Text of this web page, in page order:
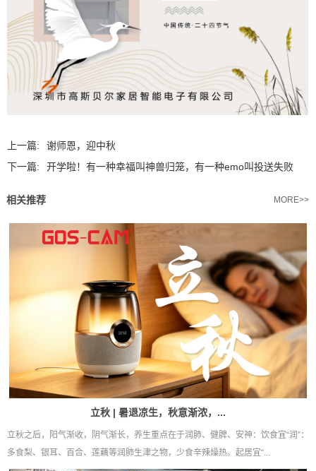
上一篇:
谢师恩，迎中秋
下一篇:
开学啦！有一种幸福叫神兽归笼，有一种emo叫投送失败
相关推荐 MORE>>
立秋 | 暑退凉生，秋意渐浓，...
立秋之后，阳气渐收，阴气渐长，养生重点在于润肺、健脾、安神：饮食宜“润”：
多食梨、银耳、百合、莲藕等润肺生津之物，少食辛辣燥热。起居宜“...